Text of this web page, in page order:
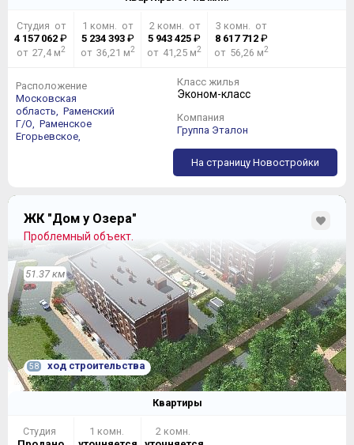
и в современной интерпретации "распашонки":
Квартиры предлагаются как с отделкой «под ключ»
(без мебели, конечно), так и в состоянии «под
чистовую отделку».
Студия от
4 157 062 ₽
от 27,4 м2
1 комн. от
5 234 393₽
от 36,21 м2
2 комн. от
5 943 425 ₽
от 41,25 м2
3 комн. от
8 617 712₽
от 56,26 м2
Расположение
Московская
область,
Раменский
Г/О,
Раменское
Егорьевское,
Класс жилья
Эконом-класс
Компания
Группа Эталон
На страницу Новостройки
ЖК "Дом у Озера"
Проблемный объект.
51.37 км
58 ход строительства
Квартиры
Студия
1 комн.
2 комн.